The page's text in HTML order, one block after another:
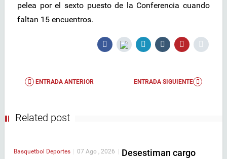
pelea por el sexto puesto de la Conferencia cuando
faltan 15 encuentros.
ENTRADA ANTERIOR ENTRADA SIGUIENTE
Related post
Basquetbol Deportes 07 Ago , 2026
Desestiman cargo